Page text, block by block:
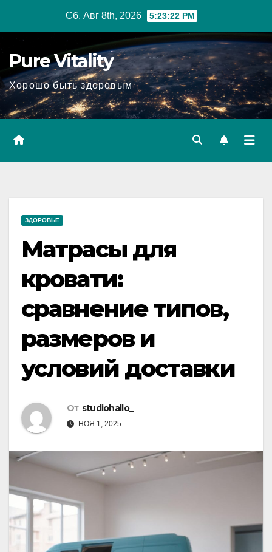
Сб. Авг 8th, 2026 5:23:23 PM
Pure Vitality
Хорошо быть здоровым
ЗДОРОВЬЕ
Матрасы для
кровати:
сравнение типов,
размеров и
условий доставки
От studiohallo_
НОЯ 1, 2025